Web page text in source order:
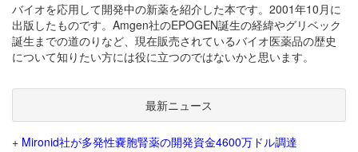
バイオを応用して開発中の新薬を紹介した本です。2001年10月に
出版したものです。Amgen社のEPOGEN誕生の経緯やグリベック
誕生までの道のりなど、現在販売されているバイオ医薬品の歴史
について知りたい方には役に立つのではないかと思います。
最新ニュース
+ Mironid社が多発性嚢胞腎薬の開発資金4600万ドル調達